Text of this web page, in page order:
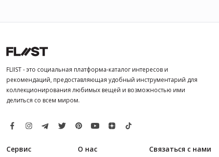
FLIIST - это социальная платформа-каталог интересов и
рекомендаций, предоставляющая удобный инструментарий для
коллекционирования любимых вещей и возможностью ими
делиться со всем миром.
Сервис О нас Связаться с нами